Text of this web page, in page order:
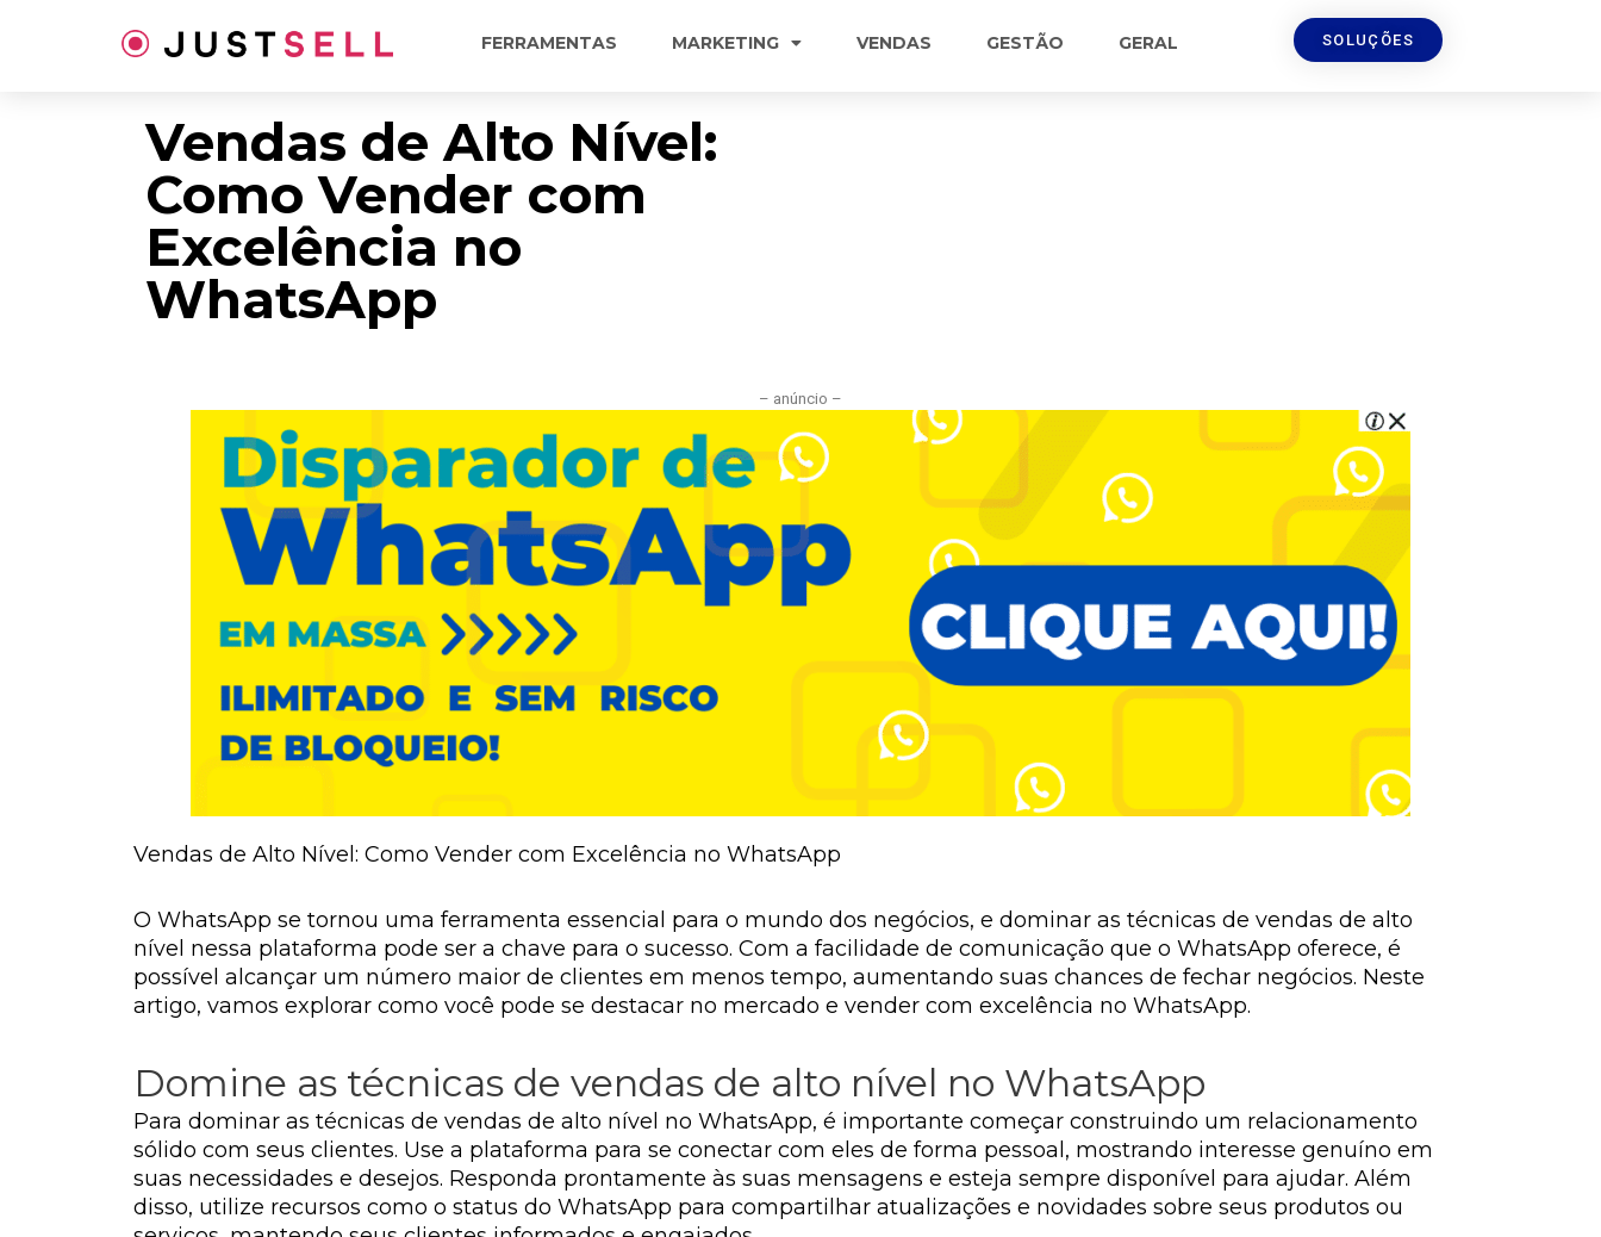
FERRAMENTAS MARKETING VENDAS GESTÃO GERAL SOLUÇÕES
Vendas de Alto Nível:
Como Vender com
Excelência no
WhatsApp
– anúncio –
Vendas de Alto Nível: Como Vender com Excelência no WhatsApp
O WhatsApp se tornou uma ferramenta essencial para o mundo dos negócios, e dominar as técnicas de vendas de alto
nível nessa plataforma pode ser a chave para o sucesso. Com a facilidade de comunicação que o WhatsApp oferece, é
possível alcançar um número maior de clientes em menos tempo, aumentando suas chances de fechar negócios. Neste
artigo, vamos explorar como você pode se destacar no mercado e vender com excelência no WhatsApp.
Domine as técnicas de vendas de alto nível no WhatsApp
Para dominar as técnicas de vendas de alto nível no WhatsApp, é importante começar construindo um relacionamento
sólido com seus clientes. Use a plataforma para se conectar com eles de forma pessoal, mostrando interesse genuíno em
suas necessidades e desejos. Responda prontamente às suas mensagens e esteja sempre disponível para ajudar. Além
disso, utilize recursos como o status do WhatsApp para compartilhar atualizações e novidades sobre seus produtos ou